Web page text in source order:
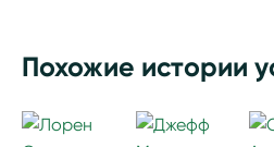
Похожие истории